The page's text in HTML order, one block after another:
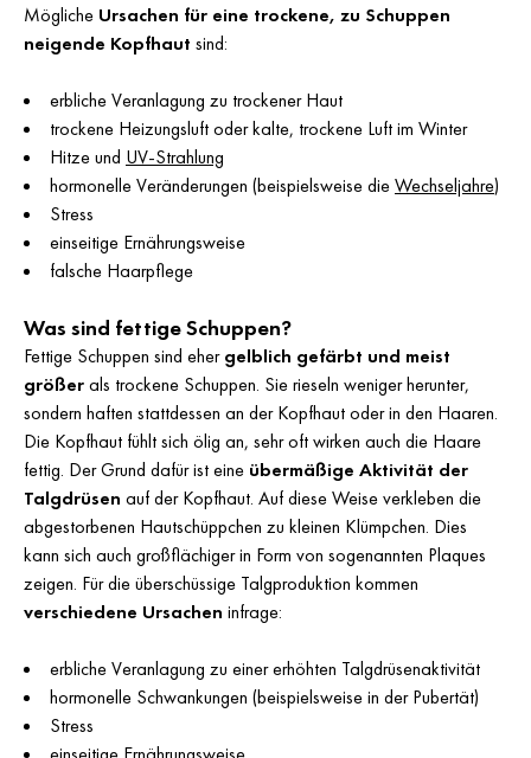
Mögliche Ursachen für eine trockene, zu Schuppen
neigende Kopfhaut sind:
erbliche Veranlagung zu trockener Haut
trockene Heizungsluft oder kalte, trockene Luft im Winter
Hitze und UV-Strahlung
hormonelle Veränderungen (beispielsweise dieWechseljahre)
Stress
einseitige Ernährungsweise
falsche Haarpflege
Was sind fettige Schuppen?
Fettige Schuppen sind ehergelblich gefärbt und meist
größerals trockene Schuppen. Sie rieseln weniger herunter,
sondern haften stattdessen an der Kopfhaut oder in den Haaren.
Die Kopfhaut fühlt sich ölig an, sehr oft wirken auch die Haare
fettig. Der Grund dafür ist eine übermäßige Aktivität der
Talgdrüsen auf der Kopfhaut. Auf diese Weise verkleben die
abgestorbenen Hautschüppchen zu kleinen Klümpchen. Dies
kann sich auch großflächiger in Form von sogenannten Plaques
zeigen. Für die überschüssige Talgproduktion kommen
verschiedene Ursachen infrage:
erbliche Veranlagung zu einer erhöhten Talgdrüsenaktivität
hormonelle Schwankungen (beispielsweise in der Pubertät)
Stress